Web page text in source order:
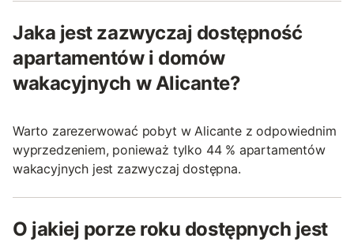
Jaka jest zazwyczaj dostępność
apartamentów i domów
wakacyjnych w Alicante?
Warto zarezerwować pobyt w Alicante z odpowiednim
wyprzedzeniem, ponieważ tylko 44 % apartamentów
wakacyjnych jest zazwyczaj dostępna.
O jakiej porze roku dostępnych jest